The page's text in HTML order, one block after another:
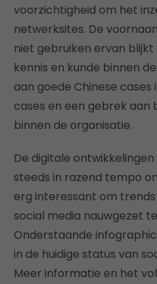
voorzichtigheid om het
netwerksites. De
niet gebruiken ervan blijkt
kennis en kunde binnen
aan goede Chinese
cases en een gebrek aan
binnen de organisatie.
De digitale
steeds in razend tempo
erg interessant om
social media nauwgezet
Onderstaande
in de huidige status van
Meer informatie en het